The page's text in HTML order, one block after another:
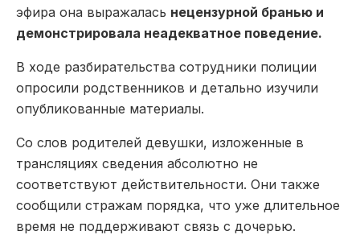
эфира она выражалась нецензурной бранью и
демонстрировала неадекватное поведение.
В ходе разбирательства сотрудники полиции
опросили родственников и детально изучили
опубликованные материалы.
Со слов родителей девушки, изложенные в
трансляциях сведения абсолютно не
соответствуют действительности. Они также
сообщили стражам порядка, что уже длительное
время не поддерживают связь с дочерью.